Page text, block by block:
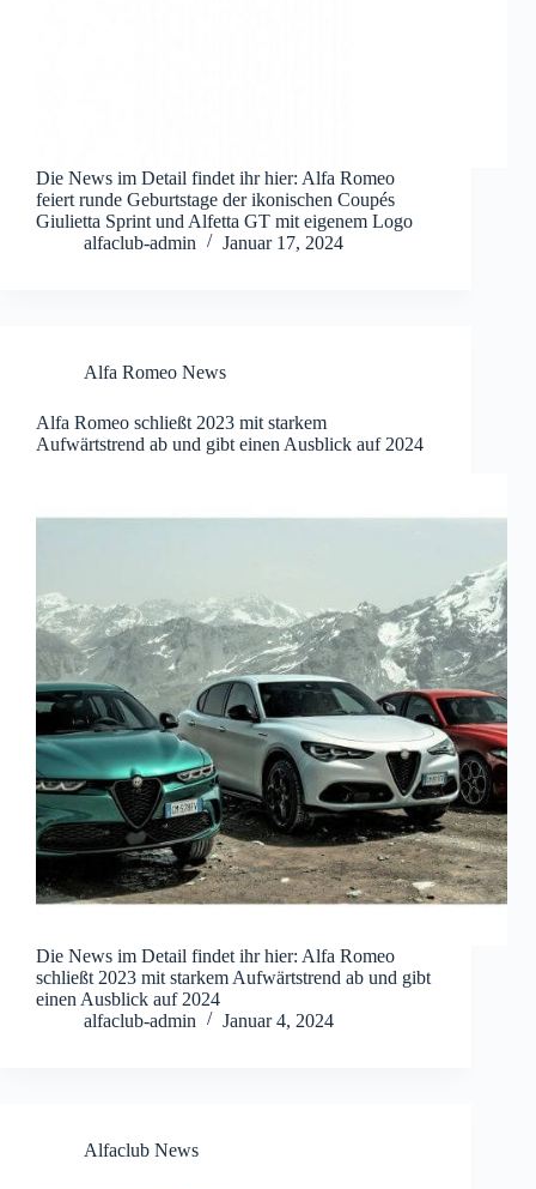
Die News im Detail findet ihr hier: Alfa Romeo
feiert runde Geburtstage der ikonischen Coupés
Giulietta Sprint und Alfetta GT mit eigenem Logo
alfaclub-admin
Januar 17, 2024
Alfa Romeo News
Alfa Romeo schließt 2023 mit starkem
Aufwärtstrend ab und gibt einen Ausblick auf 2024
Die News im Detail findet ihr hier: Alfa Romeo
schließt 2023 mit starkem Aufwärtstrend ab und gibt
einen Ausblick auf 2024
alfaclub-admin
Januar 4, 2024
Alfaclub News